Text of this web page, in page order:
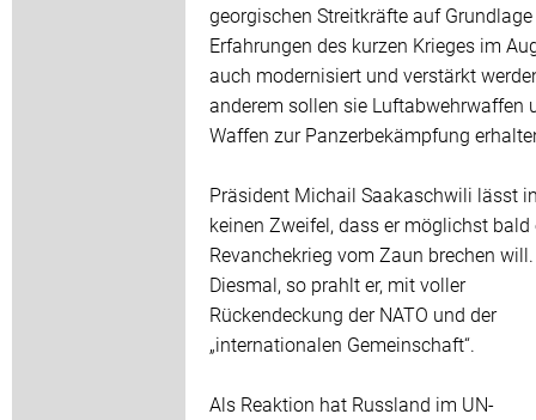
georgischen Streitkräfte auf Grundlage
Erfahrungen des kurzen Krieges im
auch modernisiert und verstärkt
anderem sollen sie Luftabwehrwaffen
Waffen zur Panzerbekämpfung
Präsident Michail Saakaschwili lässt
keinen Zweifel, dass er möglichst bald
Revanchekrieg vom Zaun brechen will.
Diesmal, so prahlt er, mit voller
Rückendeckung der NATO und der
„internationalen Gemeinschaft“.
Als Reaktion hat Russland im UN-